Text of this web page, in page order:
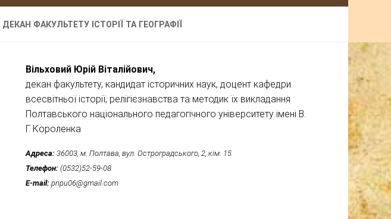
ДЕКАН ФАКУЛЬТЕТУ ІСТОРІЇ ТА ГЕОГРАФІЇ
Вільховий Юрій Віталійович,
декан факультету, кандидат історичних наук, доцент кафедри
всесвітньої історії, релігієзнавства та методик їх викладання
Полтавського національного педагогічного університету імені В.
Г. Короленка
Адреса: 36003, м. Полтава, вул. Остроградського, 2, кім. 15
Телефон: (0532)52-59-08
E-mail: pnpu06@gmail.com